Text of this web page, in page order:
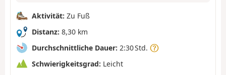
Aktivität: Zu Fuß
Distanz: 8,30 km
Durchschnittliche Dauer: 2:30 Std.
Schwierigkeitsgrad: Leicht